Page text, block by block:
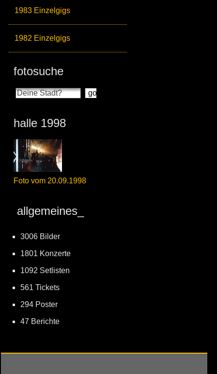
1983 Einzelgigs
1982 Einzelgigs
fotosuche
halle 1998
Foto vom 20.09.1998
allgemeines_
3006 Bilder
1801 Konzerte
1092 Setlisten
561 Tickets
294 Poster
47 Berichte